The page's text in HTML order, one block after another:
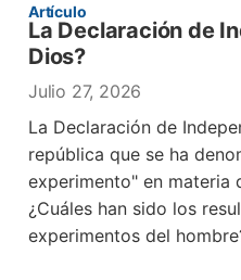
Artículo
La Declaración de
Dios?
Julio 27, 2026
La Declaración de
república que se ha
experimento" en materia
¿Cuáles han sido los
experimentos del